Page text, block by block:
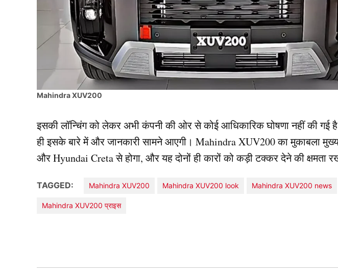
Mahindra XUV200
इसकी लॉन्चिंग को लेकर अभी कंपनी की ओर से कोई आधिकारिक घोषणा नहीं की गई
ही इसके बारे में और जानकारी सामने आएगी। Mahindra XUV200 का मुकाबला
और Hyundai Creta से होगा, और यह दोनों ही कारों को कड़ी टक्कर देने की क्षमता
TAGGED: Mahindra XUV200 Mahindra XUV200 look Mahindra XUV200 news
Mahindra XUV200 प्राइस